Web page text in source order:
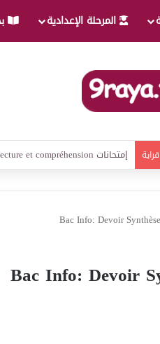
المرحلة الإعدادية
امتحانات قواعد لغة الثلاثي
Bac Info: Devoir
Bac Info: Devoir